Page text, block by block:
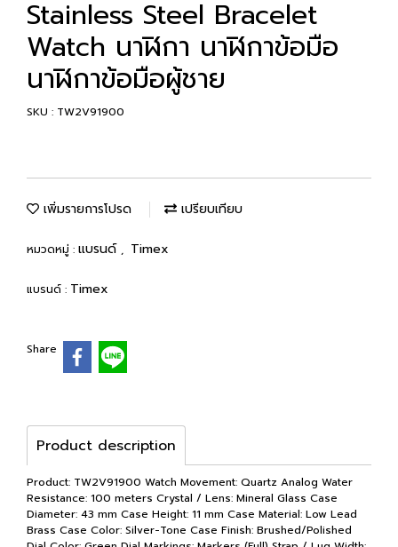
Stainless Steel Bracelet
Watch นาฬิกา นาฬิกาข้อมือ
นาฬิกาข้อมือผู้ชาย
SKU : TW2V91900
เพิ่มรายการโปรด เปรียบเทียบ
หมวดหมู่ : แบรนด์ , Timex
แบรนด์ : Timex
Share
Product description
Product: TW2V91900 Watch Movement: Quartz Analog Water
Resistance: 100 meters Crystal / Lens: Mineral Glass Case
Diameter: 43 mm Case Height: 11 mm Case Material: Low Lead
Brass Case Color: Silver-Tone Case Finish: Brushed/Polished